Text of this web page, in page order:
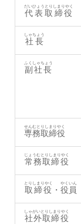
代表取締役
だいひょうとりしまりやく
社長
しゃちょう
副社長
ふくしゃちょう
専務取締役
せんむとりしまりやく
常務取締役
じょうむとりしまりやく
取締役
とりしまりやく
・ 役員
やくいん
社外取締役
しゃがいとりしまりやく